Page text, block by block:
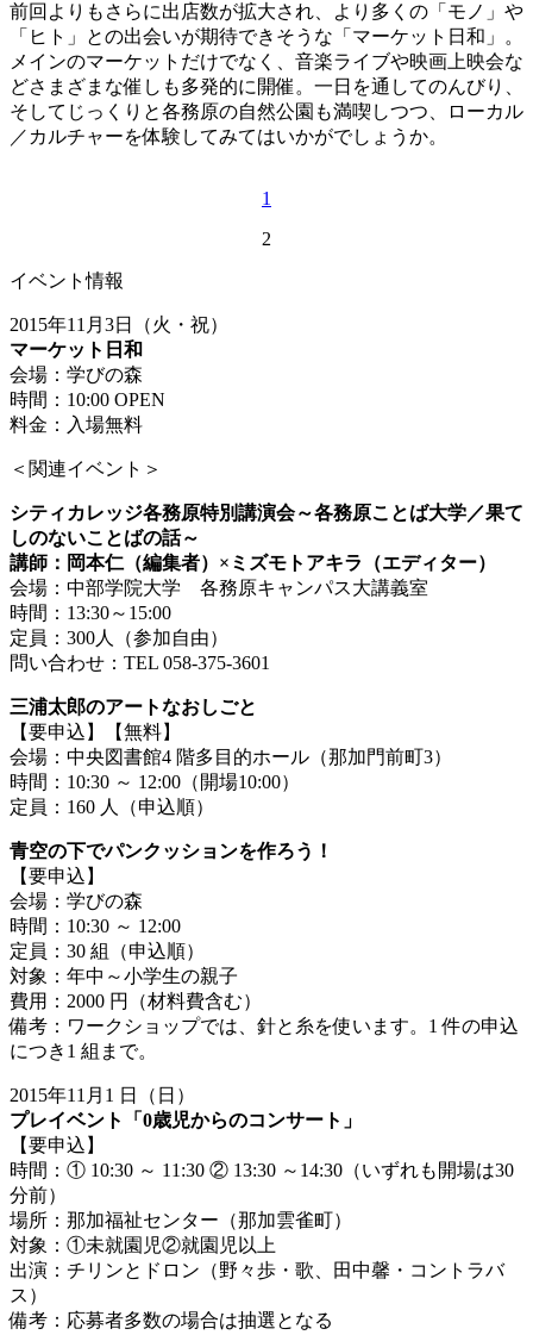
前回よりもさらに出店数が拡大され、より多くの「モノ」や
「ヒト」との出会いが期待できそうな「マーケット日和」。
メインのマーケットだけでなく、音楽ライブや映画上映会な
どさまざまな催しも多発的に開催。一日を通してのんびり、
そしてじっくりと各務原の自然公園も満喫しつつ、ローカル
／カルチャーを体験してみてはいかがでしょうか。
1
2
イベント情報
2015年11月3日（火・祝）
マーケット日和
会場：学びの森
時間：10:00 OPEN
料金：入場無料
＜関連イベント＞
シティカレッジ各務原特別講演会～各務原ことば大学／果て
しのないことばの話～
講師：岡本仁（編集者）×ミズモトアキラ（エディター）
会場：中部学院大学 各務原キャンパス大講義室
時間：13:30～15:00
定員：300人（参加自由）
問い合わせ：TEL 058-375-3601
三浦太郎のアートなおしごと
【要申込】【無料】
会場：中央図書館4 階多目的ホール（那加門前町3）
時間：10:30 ～ 12:00（開場10:00）
定員：160 人（申込順）
青空の下でパンクッションを作ろう！
【要申込】
会場：学びの森
時間：10:30 ～ 12:00
定員：30 組（申込順）
対象：年中～小学生の親子
費用：2000 円（材料費含む）
備考：ワークショップでは、針と糸を使います。1 件の申込
につき1 組まで。
2015年11月1 日（日）
プレイベント「0歳児からのコンサート」
【要申込】
時間：① 10:30 ～ 11:30 ② 13:30 ～14:30（いずれも開場は30
分前）
場所：那加福祉センター（那加雲雀町）
対象：①未就園児②就園児以上
出演：チリンとドロン（野々歩・歌、田中馨・コントラバ
ス）
備考：応募者多数の場合は抽選となる